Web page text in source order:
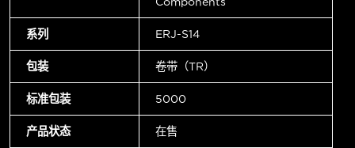
系列 ERJ-S14
包装 卷带（TR）
标准包装 5000
产品状态 在售